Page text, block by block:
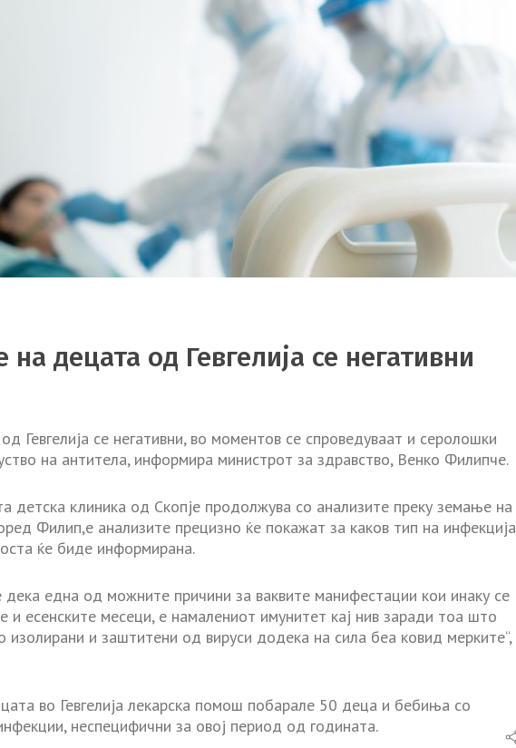
на децата од Гевгелија се негативни
Гевгелија се негативни, во моментов се спроведуваат и серолошки
на антитела, информира министрот за здравство, Венко Филипче.
детска клиника од Скопје продолжува со анализите преку земање на
Филип,е анализите прецизно ќе покажат за каков тип на инфекција
ќе биде информирана.
дека една од можните причини за ваквите манифестации кои инаку се
и есенските месеци, е намалениот имунитет кај нив заради тоа што
и заштитени од вируси додека на сила беа ковид мерките“,
во Гевгелија лекарска помош побарале 50 деца и бебиња со
неспецифични за овој период од годината.